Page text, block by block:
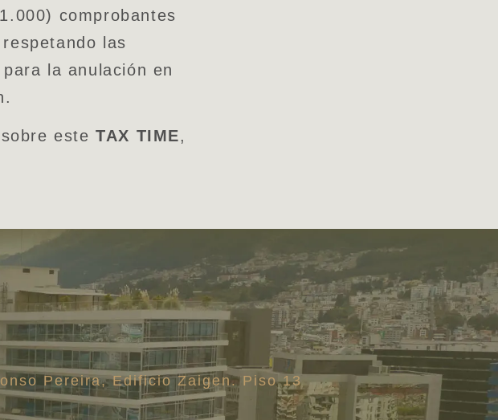
comprobantes
las
la anulación en
sobre esteTAX TIME,
Pereira, Edificio Zaigen. Piso 13